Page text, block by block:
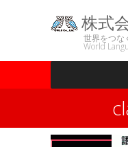
株式
世界をつな
World